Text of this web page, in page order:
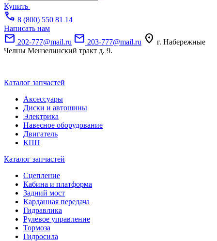
Купить
call 8 (800) 550 81 14
Написать нам
mail 202-777@mail.ru mail 203-777@mail.ru location_on г. Набережные
Челны Мензелинский тракт д. 9.
Каталог запчастей
Аксессуары
Диски и автошины
Электрика
Навесное оборудование
Двигатель
КПП
Каталог запчастей
Сцепление
Кабина и платформа
Задний мост
Карданная передача
Гидравлика
Рулевое управление
Тормоза
Гидросила